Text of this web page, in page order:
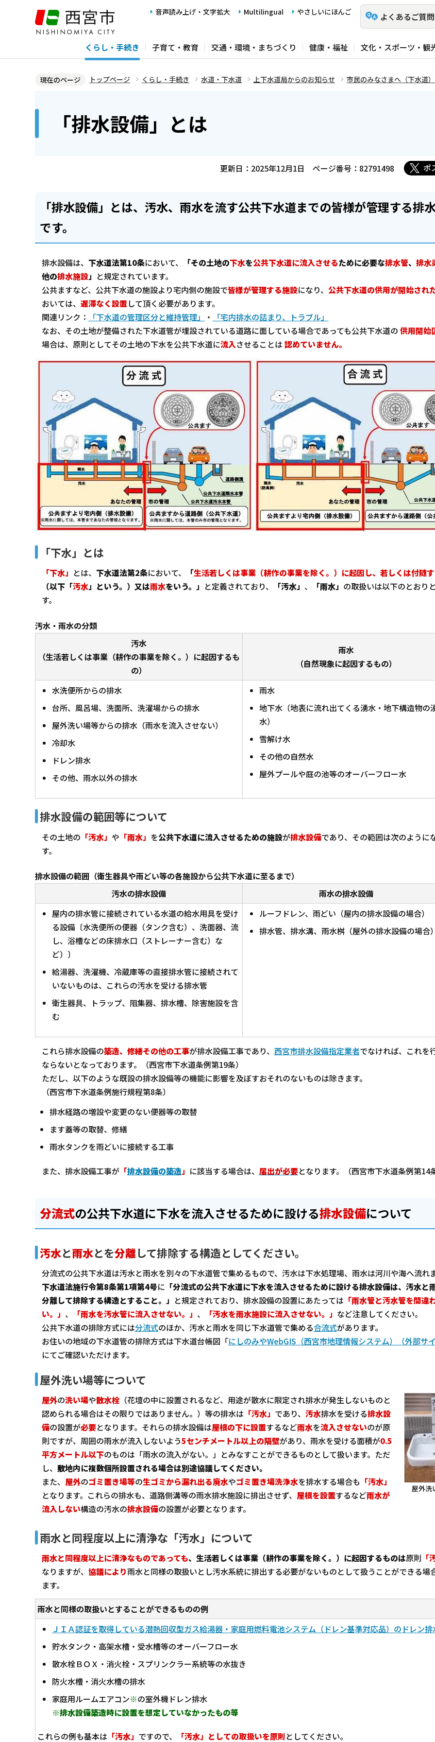
ジ
音声読み上げ・文字拡大 Multilingual やさしいにほんご よくあるご質問
くらし・手続き 子育て・教育 交通・環境・まちづくり 健康・福祉 文化・スポーツ・観
現在のページ トップページ くらし・手続き 水道・下水道 上下水道局からのお知らせ 市民のみなさまへ（下水道）
「排水設備」とは
更新日：2025年12月1日 ページ番号：82791498 ポ
「排水設備」とは、汚水、雨水を流す公共下水道までの皆様が管理する排
です。
排水設備は、 下水道法第10条において、 「その土地の下水を公共下水道に流入させるために必要な排水管、 排水
他の排水施設」 と規定されています。
公共ますなど、公共下水道の施設より宅内側の施設で皆様が管理する施設になり、 公共下水道の供用が開始され
おいては、 遅滞なく設置して頂く必要があります。
関連リンク：
「下水道の管理区分と維持管理」 ・
「宅内排水の詰まり、トラブル」
なお、その土地が整備された下水道管が埋設されている道路に面している場合であっても公共下水道の 供用開始
場合は、原則としてその土地の下水を公共下水道に流入させることは 認めていません。
「下水」とは
「下水」 とは、 下水道法第2条において、 「生活若しくは事業（耕作の事業を除く。）に起因し、若しくは付随
（以下「汚水」という。）又は雨水をいう。」 と定義されており、 「汚水」 、 「雨水」 の取扱いは以下のとおり
す。
汚水・雨水の分類
汚水
（生活若しくは事業（耕作の事業を除く。）に起因するも
の）
雨水
（自然現象に起因するもの）
水洗便所からの排水
台所、風呂場、洗面所、洗濯場からの排水
屋外洗い場等からの排水（雨水を流入させない）
冷却水
ドレン排水
その他、雨水以外の排水
雨水
地下水（地表に流れ出てくる湧水・地下構造物の
水）
雪解け水
その他の自然水
屋外プールや庭の池等のオーバーフロー水
排水設備の範囲等について
その土地の 「汚水」 や 「雨水」 を公共下水道に流入させるための施設が排水設備であり、その範囲は次のように
す。
排水設備の範囲（衛生器具や雨どい等の各施設から公共下水道に至るまで）
汚水の排水設備
雨水の排水設備
屋内の排水管に接続されている水道の給水用具を受け
る設備〔水洗便所の便器（タンク含む）、洗面器、流
し、浴槽などの床排水口（ストレーナー含む）な
ど）〕
給湯器、洗濯機、冷蔵庫等の直接排水管に接続されて
いないものは、これらの汚水を受ける排水管
衛生器具、トラップ、阻集器、排水槽、除害施設を含
む
ルーフドレン、雨どい（屋内の排水設備の場合）
排水管、排水溝、雨水桝（屋外の排水設備の場合）
これら排水設備の築造、修繕その他の工事が排水設備工事であり、 西宮市排水設備指定業者でなければ、これを
ならないとなっております。（西宮市下水道条例第19条）
ただし、以下のような既設の排水設備等の機能に影響を及ぼすおそれのないものは除きます。
（西宮市下水道条例施行規程第8条）
排水経路の増設や変更のない便器等の取替
ます蓋等の取替、修繕
雨水タンクを雨どいに接続する工事
また、排水設備工事が「排水設備の築造」 に該当する場合は、 届出が必要となります。（西宮市下水道条例第14条
分流式の公共下水道に下水を流入させるために設ける排水設備について
汚水と雨水とを分離して排除する構造としてください。
分流式の公共下水道は汚水と雨水を別々の下水道管で集めるもので、汚水は下水処理場、雨水は河川や海へ流れま
下水道法施行令第8条第1項第4号に 「分流式の公共下水道に下水を流入させるために設ける排水設備は、汚水と
分離して排除する構造とすること。」 と規定されており、排水設備の設置にあたっては 「雨水管と汚水管を間違
い。」 、 「雨水を汚水管に流入させない。」 、 「汚水を雨水施設に流入させない。」 など注意してください。
公共下水道の排除方式には分流式のほか、汚水と雨水を同じ下水道管で集める合流式があります。
お住いの地域の下水道管の排除方式は下水道台帳図「にしのみやWebGIS（西宮市地理情報システム）（外部サイ
にてご確認いただけます。
屋外洗い場等について
屋外洗
屋外の洗い場や散水栓（花壇の中に設置されるなど、用途が散水に限定され排水が発生しないものと
認められる場合はその限りではありません。）等の排水は 「汚水」 であり、 汚水排水を受ける排水設
備の設置が必要となります。それらの排水設備は屋根の下に設置するなど雨水を流入させないのが原
則ですが、周囲の雨水が流入しないよう5センチメートル以上の隔壁があり、雨水を受ける面積が0.5
平方メートル以下のものは「雨水の流入がない。」とみなすことができるものとして扱います。ただ
し、 敷地内に複数個所設置される場合は別途協議してください。
また、 屋外のゴミ置き場等の生ゴミから漏れ出る廃水やゴミ置き場洗浄水を排水する場合も 「汚水」
となります。これらの排水も、道路側溝等の雨水排水施設に排出させず、 屋根を設置するなど雨水が
流入しない構造の汚水の排水設備の設置が必要となります。
雨水と同程度以上に清浄な「汚水」について
雨水と同程度以上に清浄なものであっても、生活若しくは事業（耕作の事業を除く。）に起因するものは原則 「
なりますが、 協議により雨水と同様の取扱いとし汚水系統に排出する必要がないものとして扱うことができる場
ます。
雨水と同様の取扱いとすることができるものの例
ＪＩＡ認証を取得している潜熱回収型ガス給湯器・家庭用燃料電池システム（ドレン基準対応品）のドレン排
貯水タンク・高架水槽・受水槽等のオーバーフロー水
散水栓ＢＯＸ・消火栓・スプリンクラー系統等の水抜き
防火水槽・消火水槽の排水
家庭用ルームエアコン※の室外機ドレン排水
※排水設備築造時に設置を想定していなかったもの等
これらの例も基本は 「汚水」 ですので、 「汚水」としての取扱いを原則としてください。